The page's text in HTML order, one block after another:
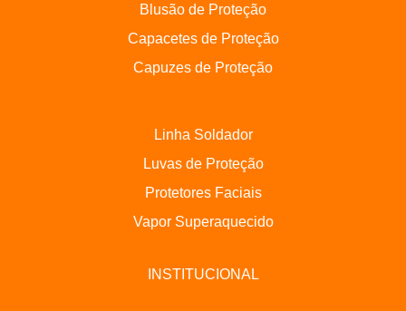
Blusão de Proteção
Capacetes de Proteção
Capuzes de Proteção
Linha Soldador
Luvas de Proteção
Protetores Faciais
Vapor Superaquecido
INSTITUCIONAL